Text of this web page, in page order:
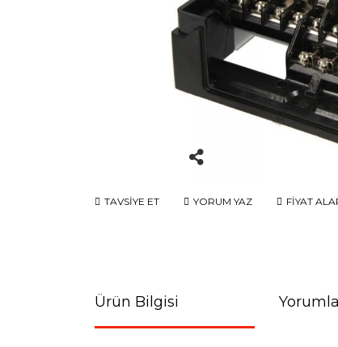
TAVSİYE ET YORUM YAZ FİYAT
Ürün Bilgisi